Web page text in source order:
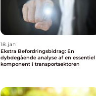
18. jan
Ekstra Befordringsbidrag: En
dybdegående analyse af en essentiel
komponent i transportsektoren